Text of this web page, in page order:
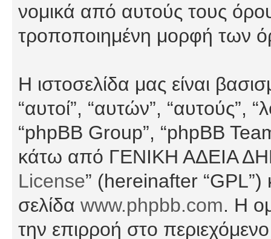
νομικά από αυτούς τους
τροποποιημένη μορφή των
Η ιστοσελίδα μας είναι
“αυτοί”, “αυτών”, “αυτούς”,
“phpBB Group”, “phpBB
κάτω από ΓΕΝΙΚΗ ΑΔΕΙΑ
License” (hereinafter “GPL”)
σελίδα www.phpbb.com. Η
την επιρροή στο